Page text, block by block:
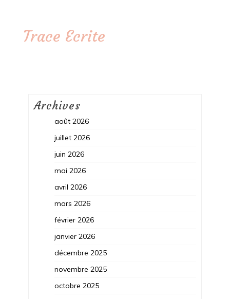
Trace Ecrite
Archives
août 2026
juillet 2026
juin 2026
mai 2026
avril 2026
mars 2026
février 2026
janvier 2026
décembre 2025
novembre 2025
octobre 2025